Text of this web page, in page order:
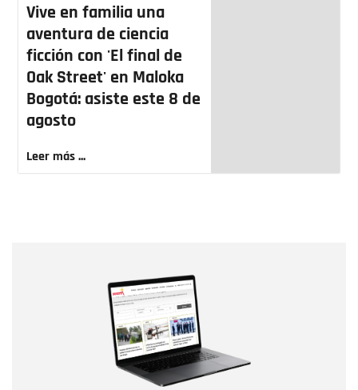
Vive en familia una
aventura de ciencia
ficción con 'El final de
Oak Street' en Maloka
Bogotá: asiste este 8 de
agosto
Leer más ...
Correo electrónico
Tipo de comentario